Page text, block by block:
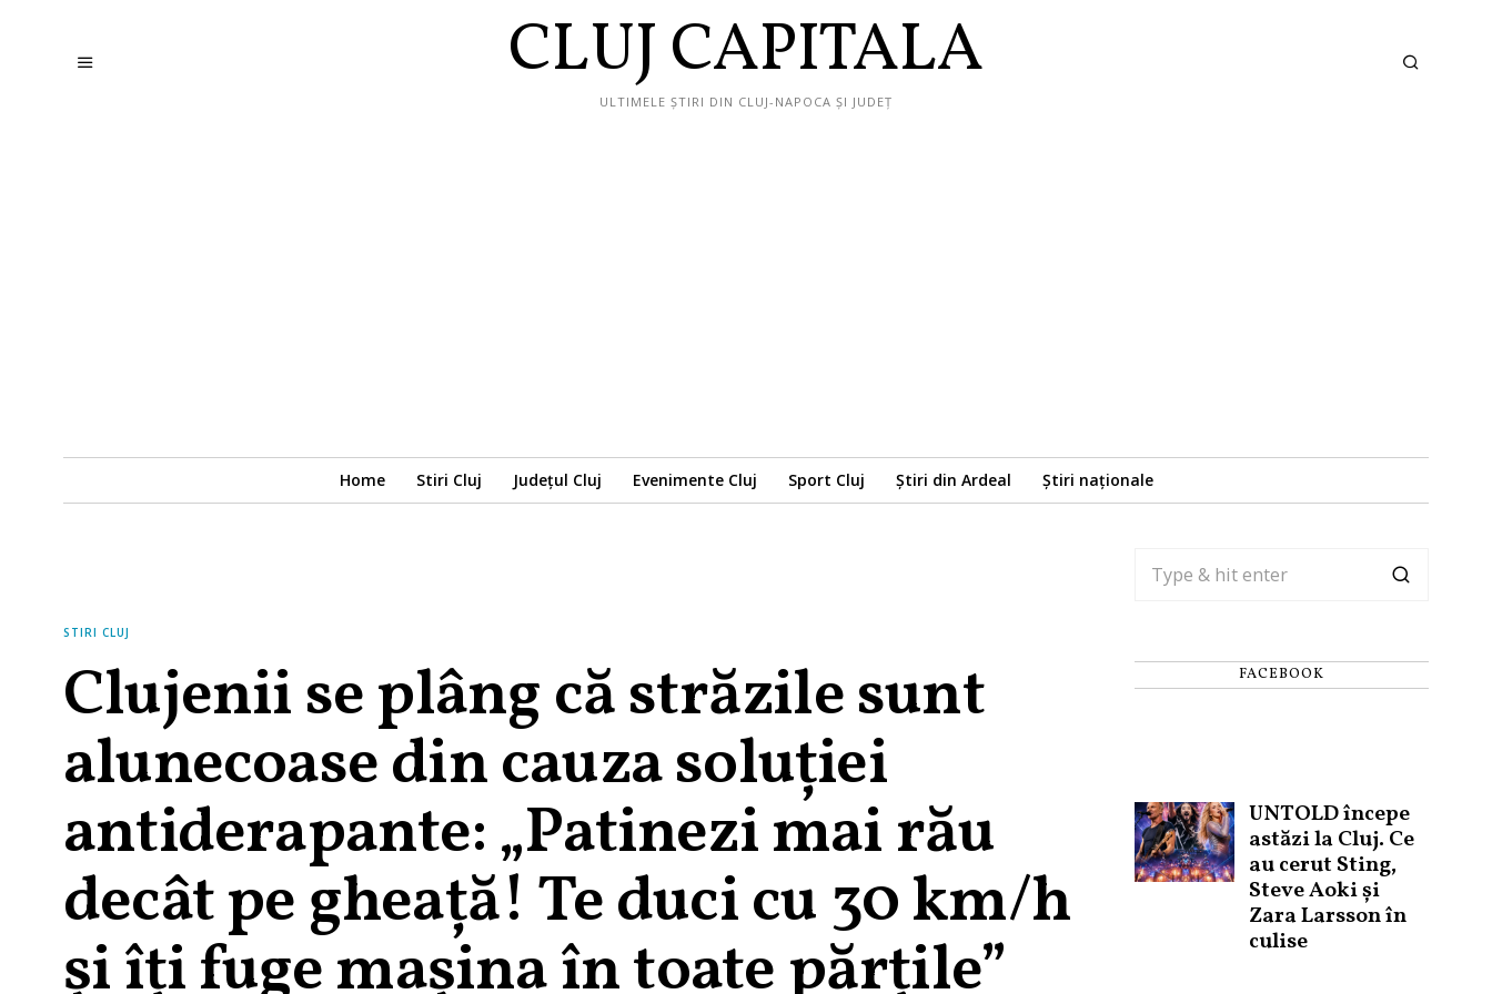
CLUJ CAPITALA
ULTIMELE ȘTIRI DIN CLUJ-NAPOCA ȘI JUDEȚ
Home Stiri Cluj Județul Cluj Evenimente Cluj Sport Cluj Știri din Ardeal Știri naționale
STIRI CLUJ
Clujenii se plâng că străzile sunt
alunecoase din cauza soluției
antiderapante: „Patinezi mai rău
decât pe gheață! Te duci cu 30 km/h
și îți fuge mașina în toate părțile”
FACEBOOK
UNTOLD începe
astăzi la Cluj. Ce
au cerut Sting,
Steve Aoki și
Zara Larsson în
culise